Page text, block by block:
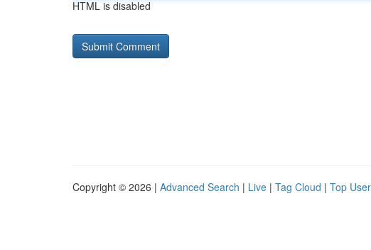
HTML is disabled
Copyright © 2026 | Advanced Search | Live | Tag Cloud | Top